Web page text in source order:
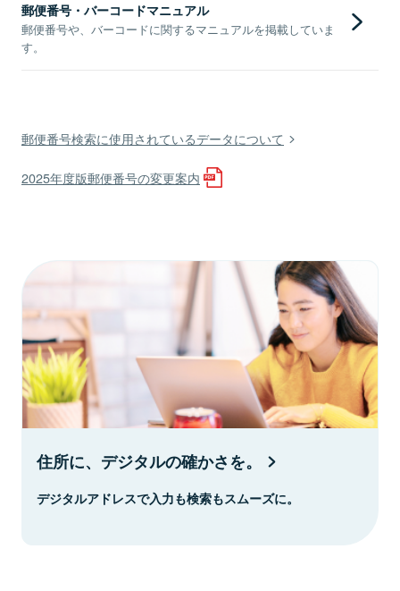
郵便番号・バーコードマニュアル
郵便番号や、バーコードに関するマニュアルを掲載していま
す。
郵便番号検索に使用されているデータについて
2025年度版郵便番号の変更案内
住所に、デジタルの確かさを。
デジタルアドレスで入力も検索もスムーズに。